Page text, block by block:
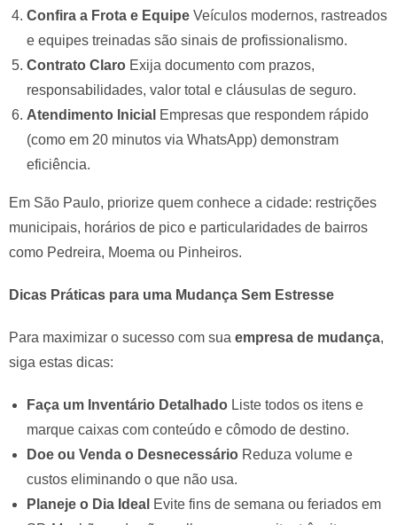
Confira a Frota e Equipe Veículos modernos, rastreados
e equipes treinadas são sinais de profissionalismo.
Contrato Claro Exija documento com prazos,
responsabilidades, valor total e cláusulas de seguro.
Atendimento Inicial Empresas que respondem rápido
(como em 20 minutos via WhatsApp) demonstram
eficiência.
Em São Paulo, priorize quem conhece a cidade: restrições
municipais, horários de pico e particularidades de bairros
como Pedreira, Moema ou Pinheiros.
Dicas Práticas para uma Mudança Sem Estresse
Para maximizar o sucesso com sua empresa de mudança,
siga estas dicas:
Faça um Inventário Detalhado Liste todos os itens e
marque caixas com conteúdo e cômodo de destino.
Doe ou Venda o Desnecessário Reduza volume e
custos eliminando o que não usa.
Planeje o Dia Ideal Evite fins de semana ou feriados em